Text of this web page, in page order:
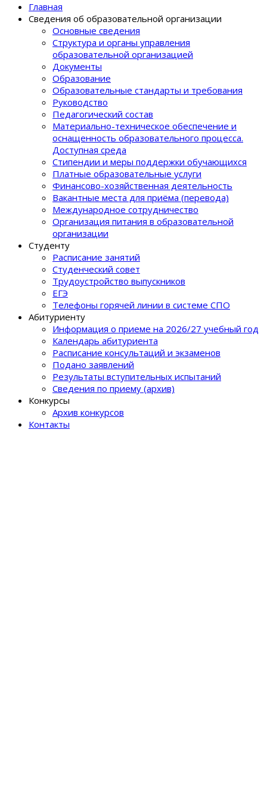
Главная
Сведения об образовательной организации
Основные сведения
Структура и органы управления
образовательной организацией
Документы
Образование
Образовательные стандарты и требования
Руководство
Педагогический состав
Материально-техническое обеспечение и
оснащенность образовательного процеcса.
Доступная среда
Стипендии и меры поддержки обучающихся
Платные образовательные услуги
Финансово-хозяйственная деятельность
Вакантные места для приёма (перевода)
Международное сотрудничество
Организация питания в образовательной
организации
Студенту
Расписание занятий
Студенческий совет
Трудоустройство выпускников
ЕГЭ
Телефоны горячей линии в системе СПО
Абитуриенту
Информация о приеме на 2026/27 учебный год
Календарь абитуриента
Расписание консультаций и экзаменов
Подано заявлений
Результаты вступительных испытаний
Сведения по приему (архив)
Конкурсы
Архив конкурсов
Контакты